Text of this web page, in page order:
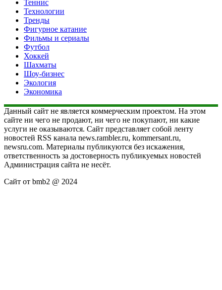
Теннис
Технологии
Тренды
Фигурное катание
Фильмы и сериалы
Футбол
Хоккей
Шахматы
Шоу-бизнес
Экология
Экономика
Данный сайт не является коммерческим проектом. На этом
сайте ни чего не продают, ни чего не покупают, ни какие
услуги не оказываются. Сайт представляет собой ленту
новостей RSS канала news.rambler.ru, kommersant.ru,
newsru.com. Материалы публикуются без искажения,
ответственность за достоверность публикуемых новостей
Администрация сайта не несёт.
Сайт от bmb2 @ 2024